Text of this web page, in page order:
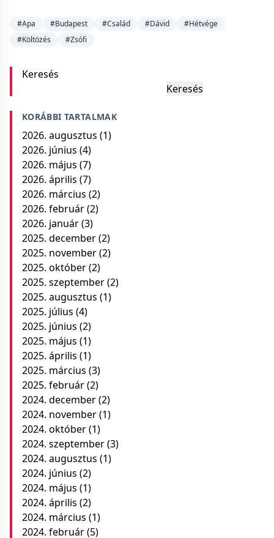
#Apa #Budapest #Család #Dávid
#Hétvége
#Költözés
#Zsófi
Keresés
Keresés
KORÁBBI TARTALMAK
2026. augusztus (1)
2026. június (4)
2026. május (7)
2026. április (7)
2026. március (2)
2026. február(2)
2026. január(3)
2025. december(2)
2025. november(2)
2025. október(2)
2025. szeptember(2)
2025. augusztus (1)
2025. július (4)
2025. június (2)
2025. május (1)
2025. április (1)
2025. március (3)
2025. február(2)
2024. december(2)
2024. november(1)
2024. október(1)
2024. szeptember(3)
2024. augusztus (1)
2024. június (2)
2024. május (1)
2024. április (2)
2024. március (1)
2024. február(5)